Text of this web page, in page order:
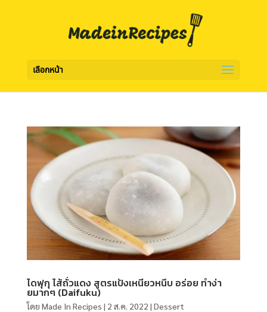
เลือกหน้า
ไดฟุกุ ไส้ถั่วแดง สูตรแป้งเหนียวหนึบ อร่อย ทำง่า
ยมากๆ (Daifuku)
โดย Made In Recipes | 2 ส.ค. 2022 | Dessert